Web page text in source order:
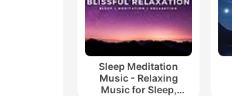
Sleep Meditation
Music - Relaxing
Music for Sleep,